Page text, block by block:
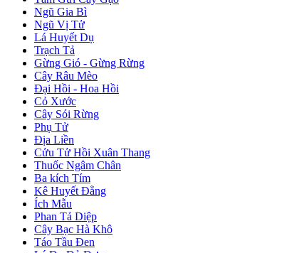
Ngũ Gia Bì
Ngũ Vị Tử
Lá Huyết Dụ
Trạch Tả
Gừng Gió - Gừng Rừng
Cây Râu Mèo
Đại Hồi - Hoa Hồi
Cỏ Xước
Cây Sói Rừng
Phụ Tử
Địa Liền
Cửu Tử Hồi Xuân Thang
Thuốc Ngâm Chân
Ba kích Tím
Kê Huyết Đằng
Ích Mẫu
Phan Tả Diệp
Cây Bạc Hà Khô
Táo Tầu Đen